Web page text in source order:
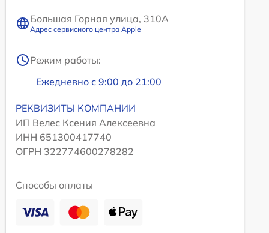
Большая Горная улица, 310А
Адрес сервисного центра Apple
Режим работы:
Ежедневно с 9:00 до 21:00
РЕКВИЗИТЫ КОМПАНИИ
ИП Велес Ксения Алексеевна
ИНН 651300417740
ОГРН 322774600278282
Способы оплаты